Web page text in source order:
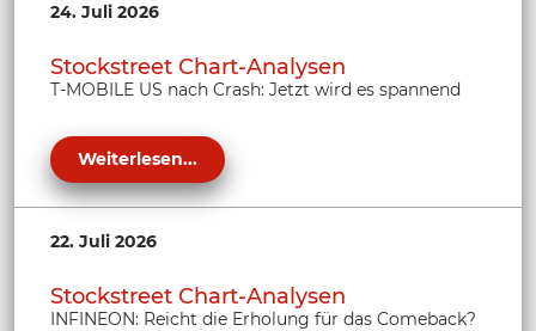
24. Juli 2026
Stockstreet Chart-Analysen
T-MOBILE US nach Crash: Jetzt wird es spannend
Weiterlesen...
22. Juli 2026
Stockstreet Chart-Analysen
INFINEON: Reicht die Erholung für das Comeback?